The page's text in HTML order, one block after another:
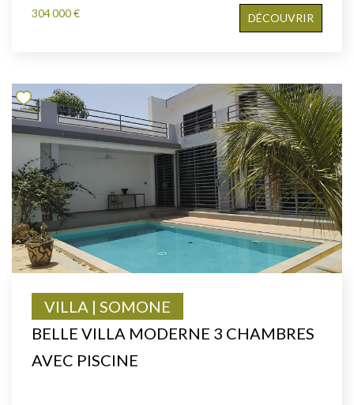
304 000 € DÉCOUVRIR
BELLE VILLA MODERNE 3 CHAMBRES
AVEC PISCINE
VILLA | SOMONE